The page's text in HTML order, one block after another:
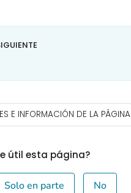
E INFORMACIÓN DE LA PÁGINA
útil esta página?
Solo en parte No